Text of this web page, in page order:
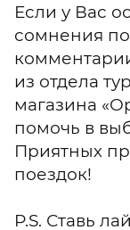
Если у Вас
сомнения
из отдела
магазина
помочь в
Приятных
поездок!
P.S. Ставь